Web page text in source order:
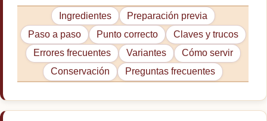
Ingredientes
Preparación previa
Paso a paso
Punto correcto
Claves y trucos
Errores frecuentes
Variantes
Cómo servir
Conservación
Preguntas frecuentes